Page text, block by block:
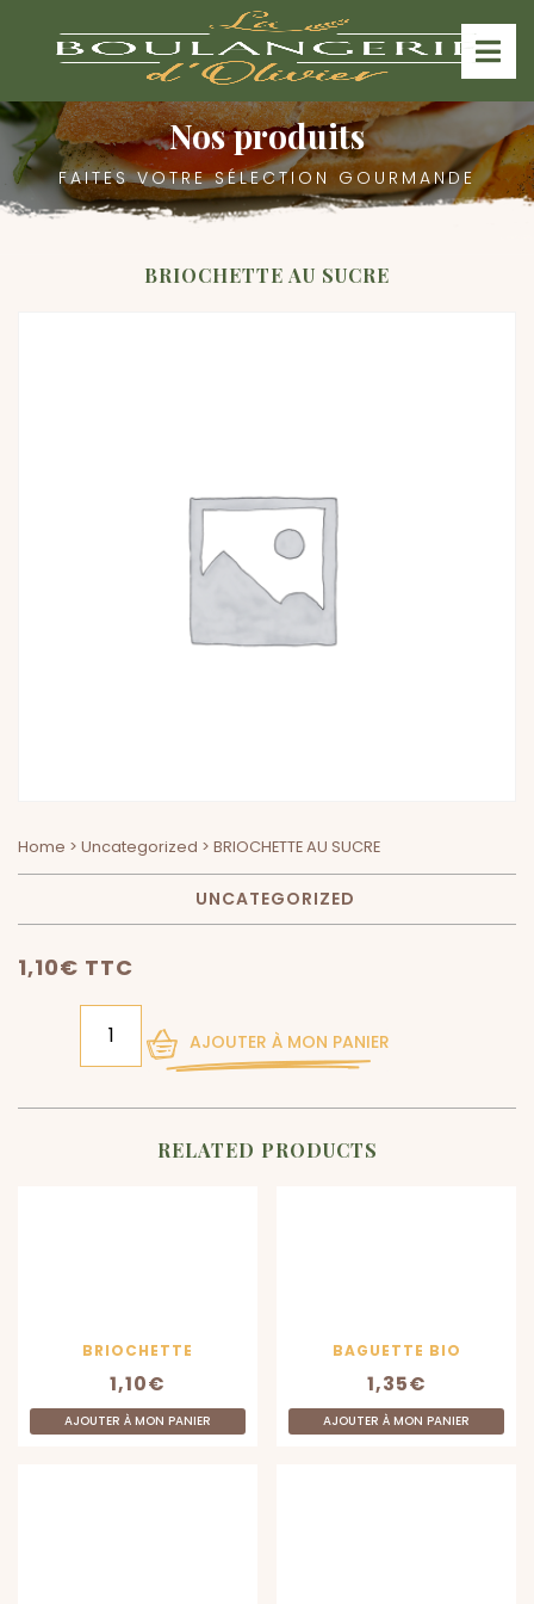
Nos produits
FAITES VOTRE SÉLECTION GOURMANDE
BRIOCHETTE AU SUCRE
Home > Uncategorized > BRIOCHETTE AU SUCRE
UNCATEGORIZED
1,10€ TTC
AJOUTER À MON PANIER
RELATED PRODUCTS
BRIOCHETTE
1,10€
AJOUTER À MON PANIER
BAGUETTE BIO
1,35€
AJOUTER À MON PANIER